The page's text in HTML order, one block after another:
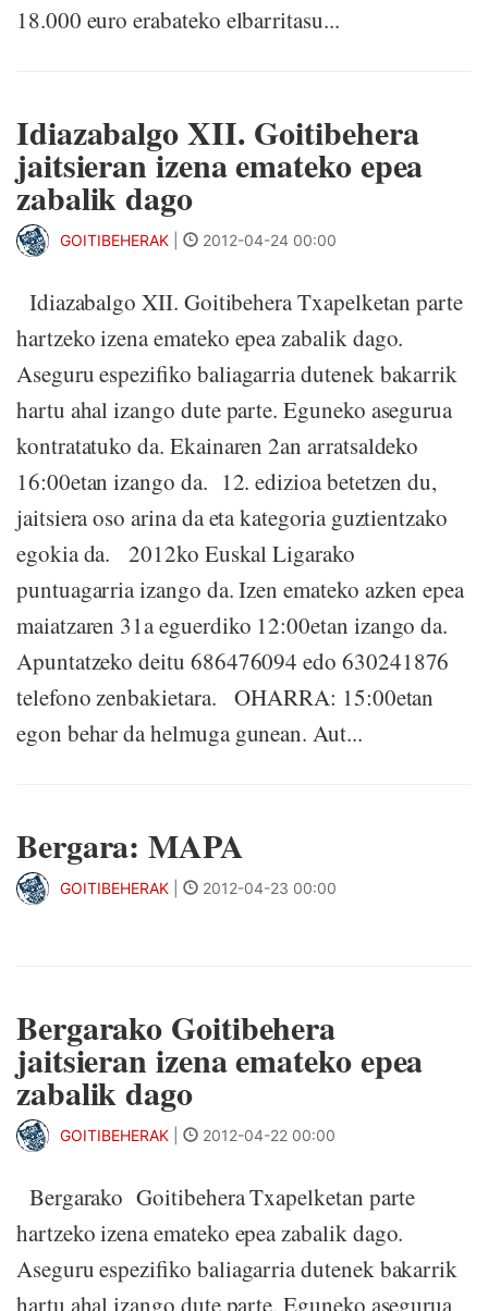
18.000 euro erabateko elbarritasu...
Idiazabalgo XII. Goitibehera
jaitsieran izena emateko epea
zabalik dago
GOITIBEHERAK 2012-04-24 00:00
Idiazabalgo XII. Goitibehera Txapelketan parte
hartzeko izena emateko epea zabalik dago.
Aseguru espezifiko baliagarria dutenek bakarrik
hartu ahal izango dute parte. Eguneko asegurua
kontratatuko da. Ekainaren 2an arratsaldeko
16:00etan izango da. 12. edizioa betetzen du,
jaitsiera oso arina da eta kategoria guztientzako
egokia da. 2012ko Euskal Ligarako
puntuagarria izango da. Izen emateko azken epea
maiatzaren 31a eguerdiko 12:00etan izango da.
Apuntatzeko deitu 686476094 edo 630241876
telefono zenbakietara. OHARRA: 15:00etan
egon behar da helmuga gunean. Aut...
Bergara: MAPA
GOITIBEHERAK 2012-04-23 00:00
Bergarako Goitibehera
jaitsieran izena emateko epea
zabalik dago
GOITIBEHERAK 2012-04-22 00:00
Bergarako Goitibehera Txapelketan parte
hartzeko izena emateko epea zabalik dago.
Aseguru espezifiko baliagarria dutenek bakarrik
hartu ahal izango dute parte. Eguneko asegurua